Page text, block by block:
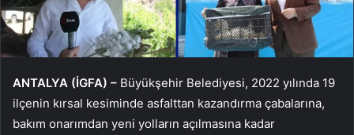
ANTALYA (İGFA) – Büyükşehir Belediyesi, 2022 yılında 19
ilçenin kırsal kesiminde asfalttan kazandırma çabalarına,
bakım onarımdan yeni yolların açılmasına kadar